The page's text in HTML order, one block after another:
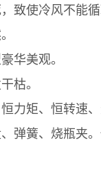
致使冷风不能
华美观。
枯。
力矩、恒转速
弹簧、烧瓶夹